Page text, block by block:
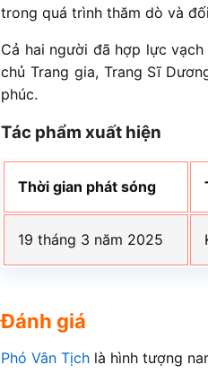
trong quá trình thăm dò và
Cả hai người đã hợp lực
chủ Trang gia, Trang Sĩ
phúc.
Tác phẩm xuất hiện
Thời gian phát sóng
19 tháng 3 năm 2025
Đánh giá
Phó Vân Tịch là hình tượng